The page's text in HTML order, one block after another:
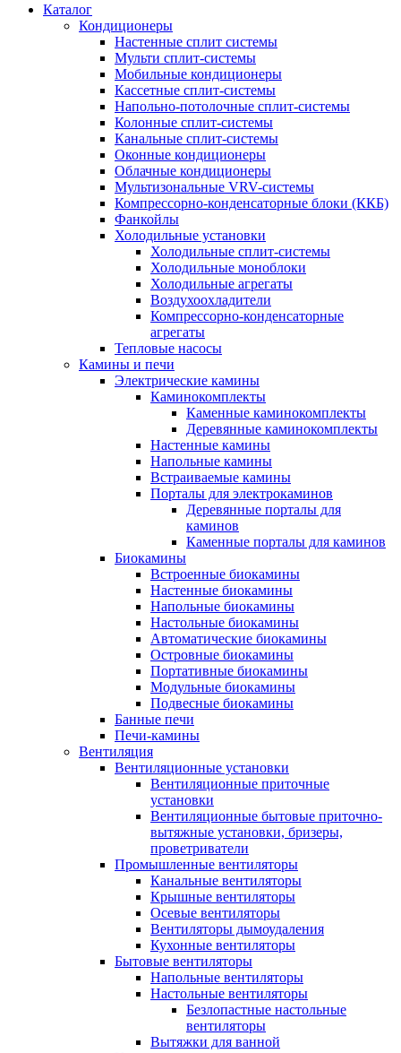
Каталог
Кондиционеры
Настенные сплит системы
Мульти сплит-системы
Мобильные кондиционеры
Кассетные сплит-системы
Напольно-потолочные сплит-системы
Колонные сплит-системы
Канальные сплит-системы
Оконные кондиционеры
Облачные кондиционеры
Мультизональные VRV-системы
Компрессорно-конденсаторные блоки (ККБ)
Фанкойлы
Холодильные установки
Холодильные сплит-системы
Холодильные моноблоки
Холодильные агрегаты
Воздухоохладители
Компрессорно-конденсаторные
агрегаты
Тепловые насосы
Камины и печи
Электрические камины
Каминокомплекты
Каменные каминокомплекты
Деревянные каминокомплекты
Настенные камины
Напольные камины
Встраиваемые камины
Порталы для электрокаминов
Деревянные порталы для
каминов
Каменные порталы для каминов
Биокамины
Встроенные биокамины
Настенные биокамины
Напольные биокамины
Настольные биокамины
Автоматические биокамины
Островные биокамины
Портативные биокамины
Модульные биокамины
Подвесные биокамины
Банные печи
Печи-камины
Вентиляция
Вентиляционные установки
Вентиляционные приточные
установки
Вентиляционные бытовые приточно-
вытяжные установки, бризеры,
проветриватели
Промышленные вентиляторы
Канальные вентиляторы
Крышные вентиляторы
Осевые вентиляторы
Вентиляторы дымоудаления
Кухонные вентиляторы
Бытовые вентиляторы
Напольные вентиляторы
Настольные вентиляторы
Безлопастные настольные
вентиляторы
Вытяжки для ванной